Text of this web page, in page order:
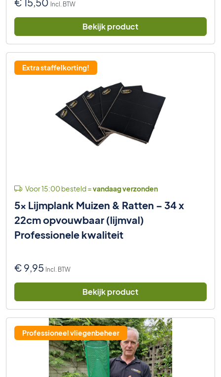
Incl. BTW
Bekijk product
Extra staffelkorting!
Voor 15:00 besteld =vandaag verzonden
5x Lijmplank Muizen & Ratten – 34 x
22cm opvouwbaar (lijmval)
Professionele kwaliteit
€ 9,95 Incl. BTW
Bekijk product
Professioneel vliegenbeheer